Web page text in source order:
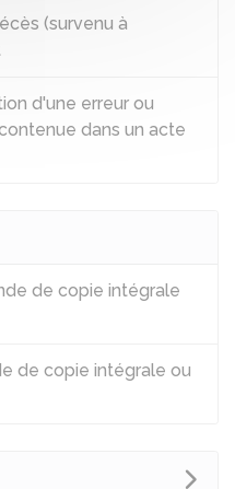
(survenu à
d'une erreur ou
dans un acte
de copie intégrale
de copie intégrale ou